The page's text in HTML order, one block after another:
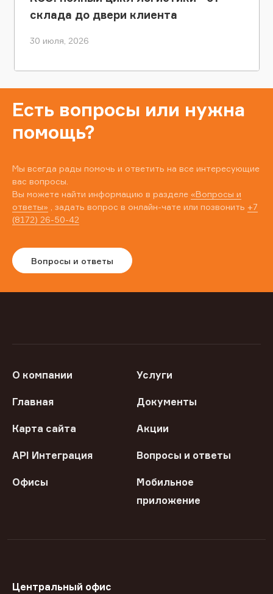
склада до двери клиента
30 июля, 2026
Есть вопросы или нужна
помощь?
Мы всегда рады помочь и ответить на все интересующие
вас вопросы.
Вы можете найти информацию в разделе «Вопросы и
ответы» , задать вопрос в онлайн-чате или позвонить +7
(8172) 26-50-42
Вопросы и ответы
О компании Услуги
Главная Документы
Карта сайта Акции
API Интеграция Вопросы и ответы
Офисы
Мобильное
приложение
Центральный офис